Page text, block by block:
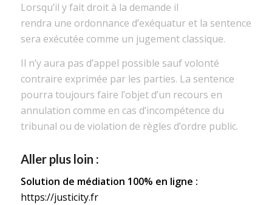
Lorsqu’il y fait droit à la demande il
rendra une ordonnance d’exéquaturet la sentence
sera exécutée comme un jugementclassique.
Il n’y aura pas d’appel possible sauf volonté
contraire exprimée par les parties. La sentence
pourra toujours faire l’objet d’un recours en
annulation comme en cas d’incompétence du
tribunal ou de violation de règles d’ordre public.
Aller plus loin :
Solution de médiation 100% en ligne :
https://justicity.fr